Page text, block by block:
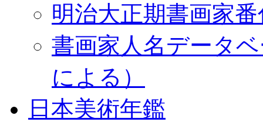
明治大正期書画家
書画家人名データ
による）
日本美術年鑑